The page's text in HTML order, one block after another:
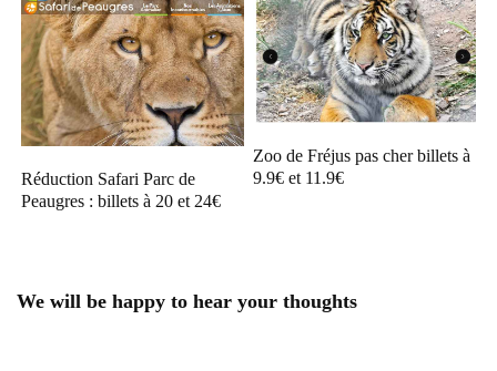
Réduction Safari Parc de
Peaugres : billets à 20 et 24€
Zoo de Fréjus pas cher billets à
9.9€ et 11.9€
We will be happy to hear your thoughts